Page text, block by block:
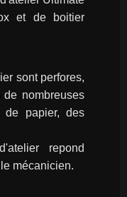
et de boitier
sont perfores,
nombreuses
de papier, des
repond
mécanicien.